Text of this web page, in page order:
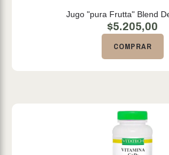
Jugo "pura Frutta" Blend
$5.205,00
COMPRAR